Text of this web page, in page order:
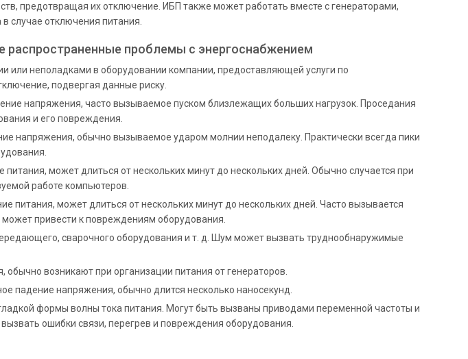
предотвращая их отключение. ИБП также может работать вместе с генераторами,
случае отключения питания.
проблемы с энергоснабжением
или неполадками в оборудовании компании, предоставляющей услуги по
подвергая данные риску.
напряжения, часто вызываемое пуском близлежащих больших нагрузок. Проседания
и его повреждения.
напряжения, обычно вызываемое ударом молнии неподалеку. Практически всегда пики
может длиться от нескольких минут до нескольких дней. Обычно случается при
работе компьютеров.
может длиться от нескольких минут до нескольких дней. Часто вызывается
привести к повреждениям оборудования.
сварочного оборудования и т. д. Шум может вызвать труднообнаружимые
возникают при организации питания от генераторов.
падение напряжения, обычно длится несколько наносекунд.
формы волны тока питания. Могут быть вызваны приводами переменной частоты и
ошибки связи, перегрев и повреждения оборудования.